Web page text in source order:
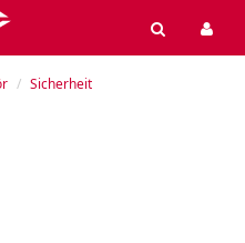
Sicherheit